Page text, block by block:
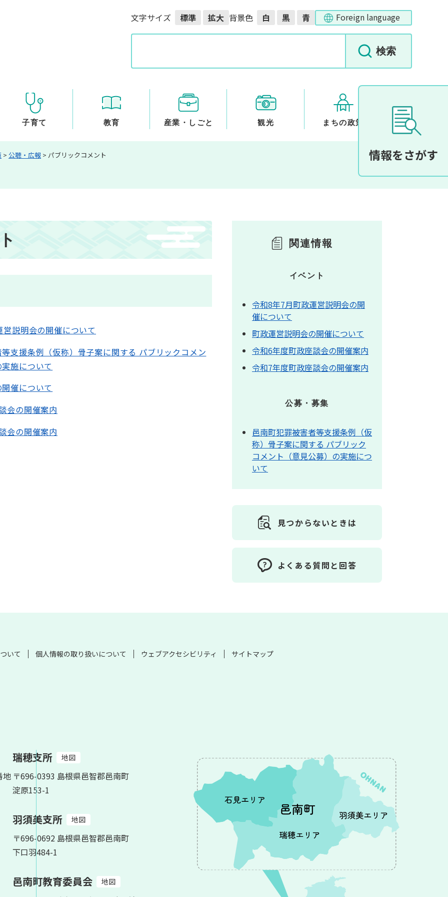
文字サイズ 標準 拡大 背景色 白 黒 青
Foreign language
情報をさがす
子育て 教育 産業・しごと 観光 まちの政策
> 公聴・広報 > パブリックコメント
説明会の開催について
支援条例（仮称）骨子案に関する パブリックコメン
施について
催について
会の開催案内
会の開催案内
関連情報
イベント
令和8年7月町政運営説明会の開
催について
町政運営説明会の開催について
令和6年度町政座談会の開催案内
令和7年度町政座談会の開催案内
公募・募集
邑南町犯罪被害者等支援条例（仮
称）骨子案に関する パブリック
コメント（意見公募）の実施につ
いて
見つからないときは
よくある質問と回答
いて 個人情報の取り扱いについて ウェブアクセシビリティ サイトマップ
地
瑞穂支所 地図
〒696-0393 島根県邑智郡邑南町
淀原153-1
羽須美支所 地図
〒696-0692 島根県邑智郡邑南町
下口羽484-1
邑南町教育委員会 地図